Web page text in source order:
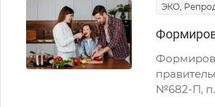
ЭКО,
№682-П,